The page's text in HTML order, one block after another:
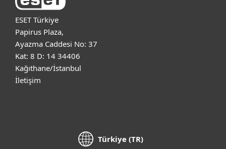
ESET Türkiye
Papirus Plaza,
Ayazma Caddesi No: 37
Kat: 8 D: 14 34406
Kağıthane/İstanbul
İletişim
Türkiye (TR)